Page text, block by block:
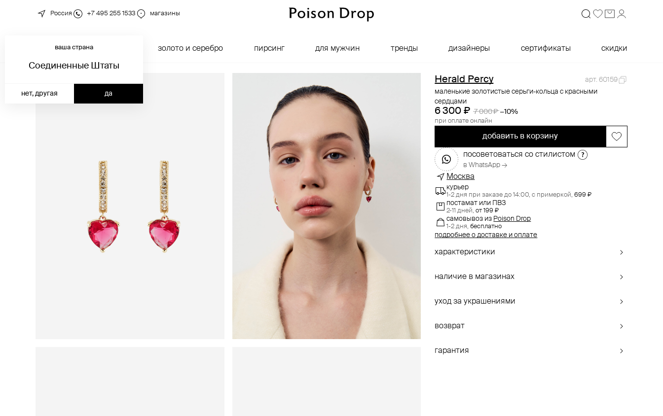
Россия +7 495 255 1533 магазины
новинки золото и серебро пирсинг для мужчин тренды дизайнеры сертификаты скидки
ваша страна
Соединенные Штаты
да
нет, другая
Herald Percy
арт. 60159
маленькие золотистые серьги-кольца с красными
сердцами
6 300 ₽ 7 000 ₽ −10%
при оплате онлайн
добавить в корзину
посоветоваться со стилистом
в WhatsApp →
Москва
курьер
1-2 дня при заказе до 14:00,с примеркой, 699 ₽
постамат или ПВЗ
2-11 дней,от 199 ₽
самовывоз из Poison Drop
1-2 дня,бесплатно
подробнее о доставке и оплате
характеристики
наличие в магазинах
уход за украшениями
возврат
гарантия